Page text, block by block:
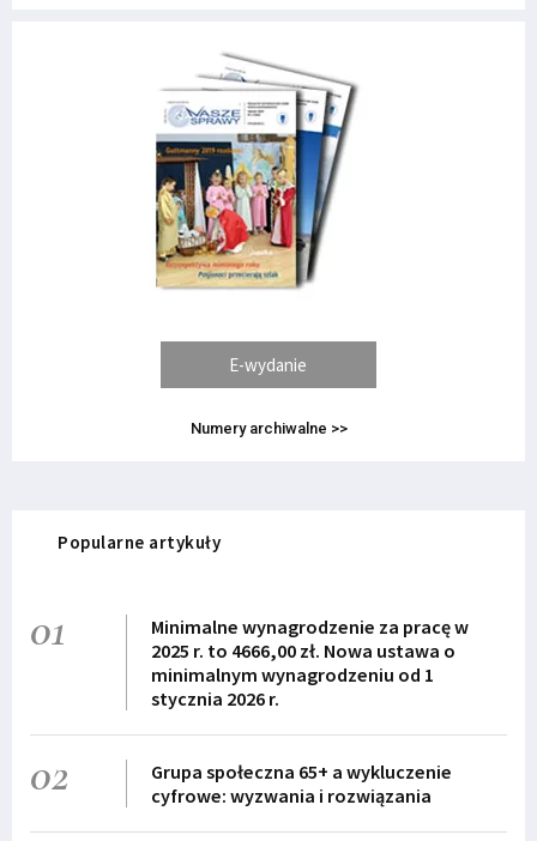
E-wydanie
Numery archiwalne >>
Popularne artykuły
01
Minimalne wynagrodzenie za pracę w
2025 r. to 4666,00 zł. Nowa ustawa o
minimalnym wynagrodzeniu od 1
stycznia 2026 r.
02
Grupa społeczna 65+ a wykluczenie
cyfrowe: wyzwania i rozwiązania